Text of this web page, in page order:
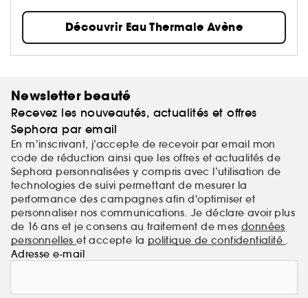
Découvrir Eau Thermale Avène
Newsletter beauté
Recevez les nouveautés, actualités et offres
Sephora par email
En m’inscrivant, j’accepte de recevoir par email mon
code de réduction ainsi que les offres et actualités de
Sephora personnalisées y compris avec l’utilisation de
technologies de suivi permettant de mesurer la
performance des campagnes afin d'optimiser et
personnaliser nos communications. Je déclare avoir plus
de 16 ans et je consens au traitement de mes données
personnelleset accepte la politique de confidentialité .
Adresse e-mail